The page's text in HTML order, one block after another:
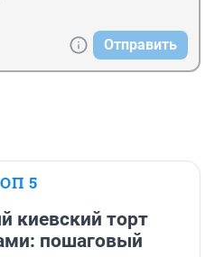
Отправить
5
киевский торт
пошаговый